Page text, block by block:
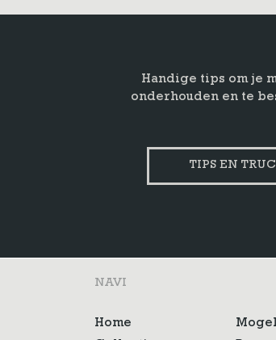
Handige tips om je
onderhouden en te
TIPS EN
NAVI
Home